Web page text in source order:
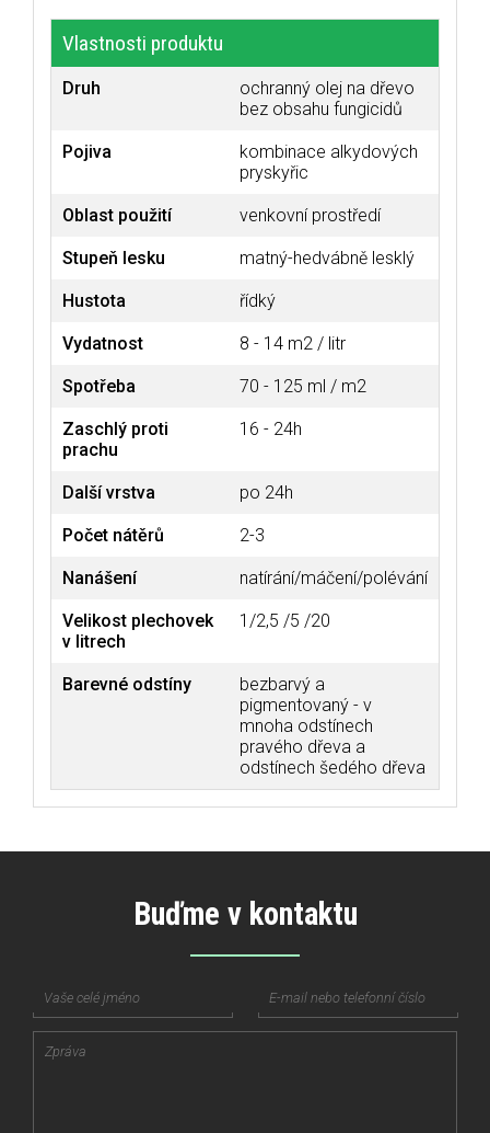
Vlastnosti produktu
Druh
ochranný olej na dřevo
bez obsahu fungicidů
Pojiva
kombinace alkydových
pryskyřic
Oblast použití venkovní prostředí
Stupeň lesku matný-hedvábně lesklý
Hustota řídký
Vydatnost 8 - 14 m2 / litr
Spotřeba 70 - 125 ml / m2
Zaschlý proti
prachu
16 - 24h
Další vrstva po 24h
Počet nátěrů 2-3
Nanášení natírání/máčení/polévání
Velikost plechovek
v litrech
1/2,5 /5 /20
Barevné odstíny
bezbarvý a
pigmentovaný - v
mnoha odstínech
pravého dřeva a
odstínech šedého dřeva
Buďme v kontaktu